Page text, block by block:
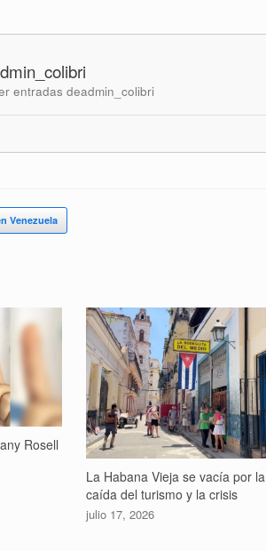
entradas deadmin_colibri
Venezuela
Rosell
La Habana Vieja se vacía por la
caída del turismo y la crisis
julio 17, 2026